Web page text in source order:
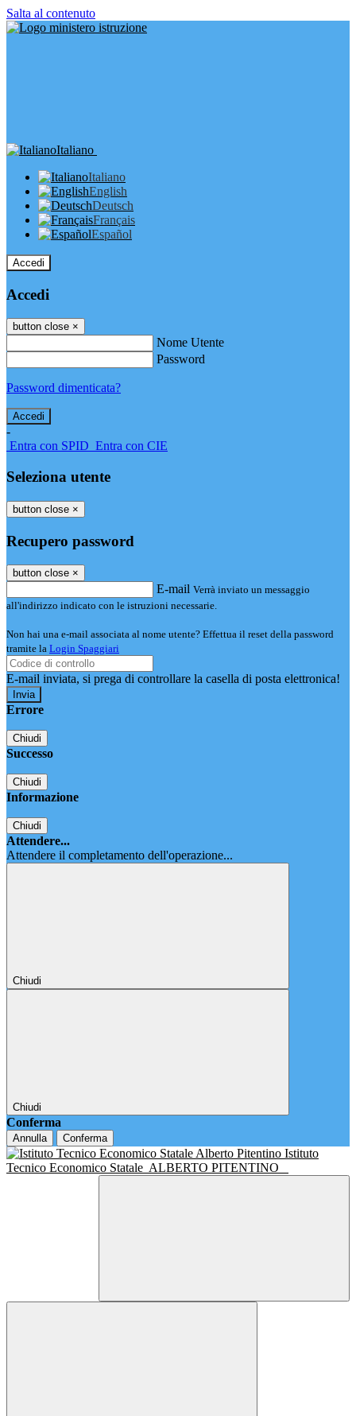
Salta al contenuto
Italiano
Italiano
English
Deutsch
Français
Español
Accedi
Accedi
button close ×
Nome Utente
Password
Password dimenticata?
-
Entra con SPID Entra con CIE
Seleziona utente
button close ×
Recupero password
button close ×
E-mail Verrà inviato un messaggio
all'indirizzo indicato con le istruzioni necessarie.
Non hai una e-mail associata al nome utente? Effettua il reset della password
tramite la Login Spaggiari
E-mail inviata, si prega di controllare la casella di posta elettronica!
Errore
Chiudi
Successo
Chiudi
Informazione
Chiudi
Attendere...
Attendere il completamento dell'operazione...
Chiudi
Chiudi
Conferma
Annulla Conferma
Istituto
Tecnico Economico Statale ALBERTO PITENTINO